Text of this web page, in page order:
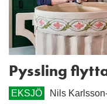
Pyssling
EKSJÖ Nils